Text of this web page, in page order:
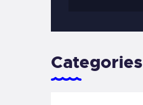
Categories